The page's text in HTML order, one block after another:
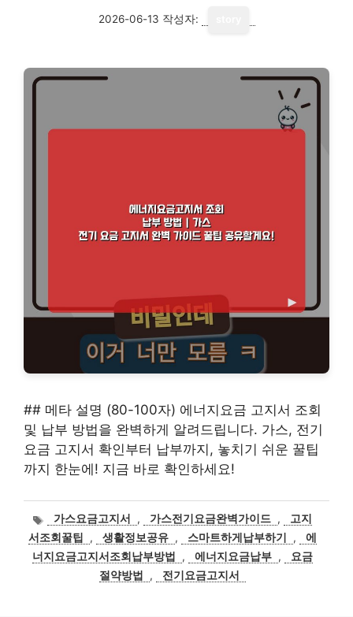
2026-06-13 작성자:
## 메타 설명 (80-100자) 에너지요금 고지서 조회
및 납부 방법을 완벽하게 알려드립니다. 가스, 전기
요금 고지서 확인부터 납부까지, 놓치기 쉬운 꿀팁
까지 한눈에! 지금 바로 확인하세요!
태
그
가스요금고지서 , 가스전기요금완벽가이드 ,
고지
서조회꿀팁
, 생활정보공유 , 스마트하게납부하기 ,
에
너지요금고지서조회납부방법
, 에너지요금납부 ,
요금
절약방법
, 전기요금고지서